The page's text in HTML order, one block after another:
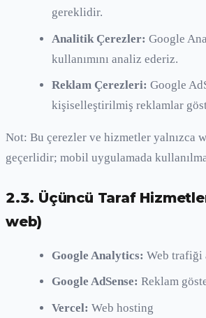
gereklidir.
Analitik Çerezler: Google
kullanımını analiz ederiz.
Reklam Çerezleri: Google
kişiselleştirilmiş reklamlar
Not: Bu çerezler ve hizmetler yalnızca
geçerlidir; mobil uygulamada
2.3. Üçüncü Taraf
web)
Google Analytics: Web trafiği
Google AdSense: Reklam
Vercel: Web hosting